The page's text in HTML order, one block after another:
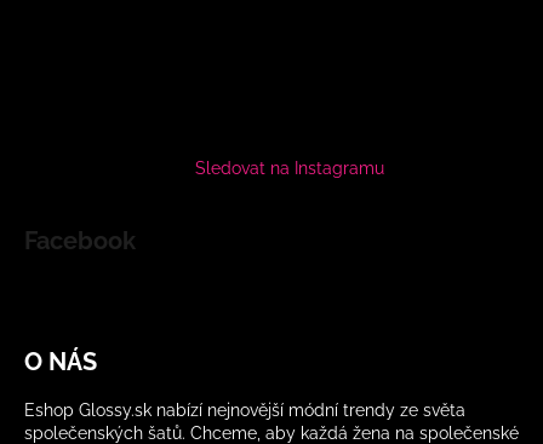
Sledovat na Instagramu
Facebook
O NÁS
Eshop Glossy.sk nabízí nejnovější módní trendy ze světa
společenských šatů. Chceme, aby každá žena na společenské